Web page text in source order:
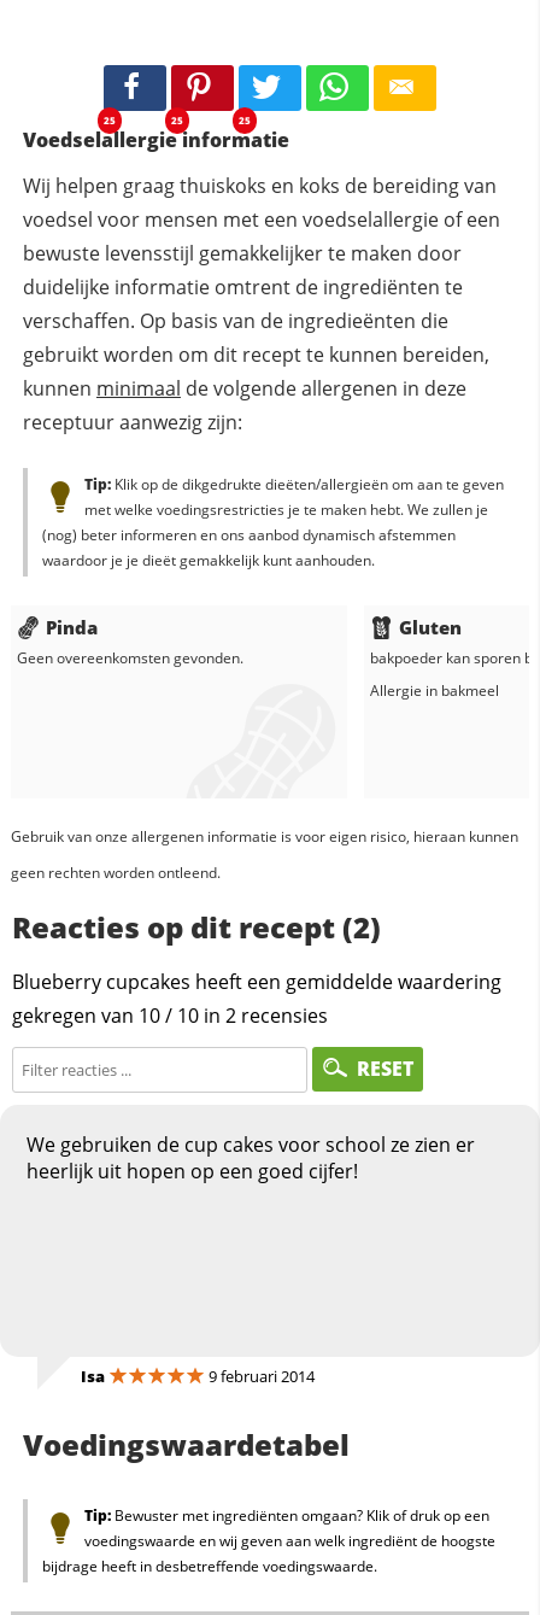
25 25 25
Voedselallergie informatie
Wij helpen graag thuiskoks en koks de bereiding van
voedsel voor mensen met een voedselallergie of een
bewuste levensstijl gemakkelijker te maken door
duidelijke informatie omtrent de ingrediënten te
verschaffen. Op basis van de ingredieënten die
gebruikt worden om dit recept te kunnen bereiden,
kunnen minimaal de volgende allergenen in deze
receptuur aanwezig zijn:
Tip:Klik op de dikgedrukte dieëten/allergieën om aan te geven
met welke voedingsrestricties je te maken hebt. We zullen je
(nog) beter informeren en ons aanbod dynamisch afstemmen
waardoor je je dieët gemakkelijk kunt aanhouden.
Pinda
Geen overeenkomsten gevonden.
Gluten
bakpoederkan sporen
Allergie in bakmeel
Gebruik van onze allergenen informatie is voor eigen risico, hieraan kunnen
geen rechten worden ontleend.
Reacties op dit recept (2)
Blueberry cupcakes heeft een gemiddelde waardering
gekregen van 10/ 10 in 2 recensies
RESET
We gebruiken de cup cakes voor school ze zien er
heerlijk uit hopen op een goed cijfer!
Isa 9 februari 2014
Voedingswaardetabel
Tip:Bewuster met ingrediënten omgaan? Klik of druk op een
voedingswaarde en wij geven aan welk ingrediënt de hoogste
bijdrage heeft in desbetreffende voedingswaarde.